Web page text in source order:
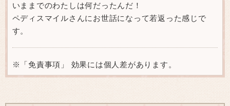
いままでのわたしは何だったんだ！
ペディスマイルさんにお世話になって若返った感じで
す。
※「免責事項」 効果には個人差があります。